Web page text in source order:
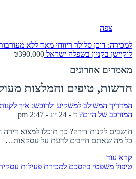
צפה
למכירה: דוכן סלולר ריווחי מאד ללא
לוקיישן בקניון בשפלה ישראל ₪390,000
מאמרים אחרונים
חדשות, טיפים והמלצות
המדריך המשולב למשקיע ולרוכש: איך
המורכב של היום? ד - 24 יונ - 2:47 pm
חושבים לקנות דירה? כך תוכלו למצוא
כל מה שאתם חייבים לדעת על עסקאות…
קרא עוד
טיפול משפטי בהסכם למכירת פעילות